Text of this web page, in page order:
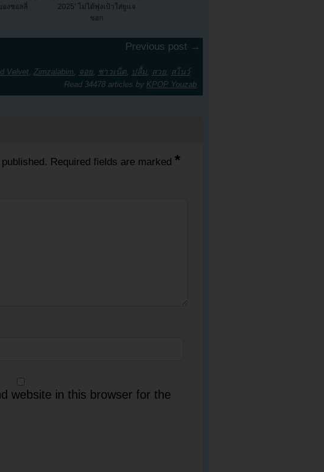
องซอลลี่
2025’ ไม่ได้พุ่งเป้าใส่ยูแจ
ซอก
Previous post →
Velvet, Zimzalabim, จอย, ชาวเน็ต, ปลื้ม, สวย, สโนว์
Read 34478 articles by KPOP Youzab
Required fields are marked *
website in this browser for the